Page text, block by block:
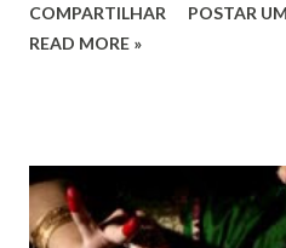
em todos os lugares. Este
Estes direitos humanos – os
e de expressão, de reunião
COMPARTILHAR
POSTAR
READ MORE »